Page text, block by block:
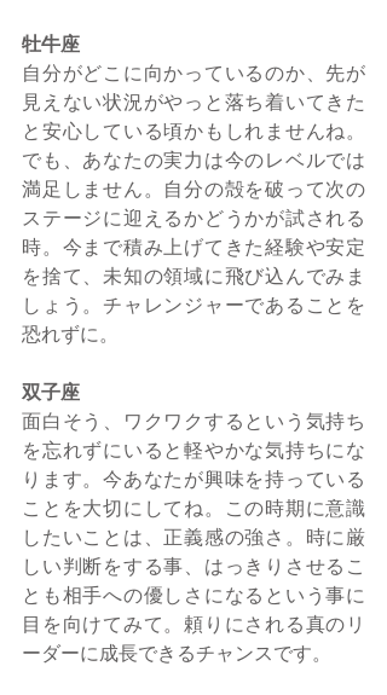
牡牛座
自分がどこに向かっているのか、先が
見えない状況がやっと落ち着いてきた
と安心している頃かもしれませんね。
でも、あなたの実力は今のレベルでは
満足しません。自分の殻を破って次の
ステージに迎えるかどうかが試される
時。今まで積み上げてきた経験や安定
を捨て、未知の領域に飛び込んでみま
しょう。チャレンジャーであることを
恐れずに。
双子座
面白そう、ワクワクするという気持ち
を忘れずにいると軽やかな気持ちにな
ります。今あなたが興味を持っている
ことを大切にしてね。この時期に意識
したいことは、正義感の強さ。時に厳
しい判断をする事、はっきりさせるこ
とも相手への優しさになるという事に
目を向けてみて。頼りにされる真のリ
ーダーに成長できるチャンスです。